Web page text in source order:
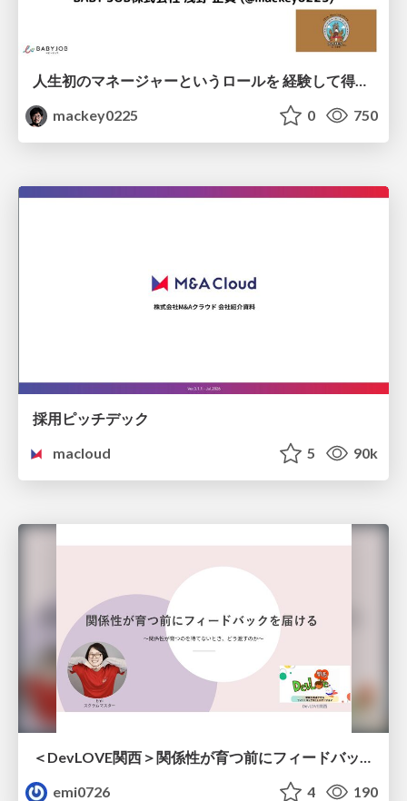
人生初のマネージャーというロールを 経験して得たもの・失ったもの / Reflections on My First Manager Role
mackey0225
0 750
採用ピッチデック
macloud
5 90k
emi0726
4 190